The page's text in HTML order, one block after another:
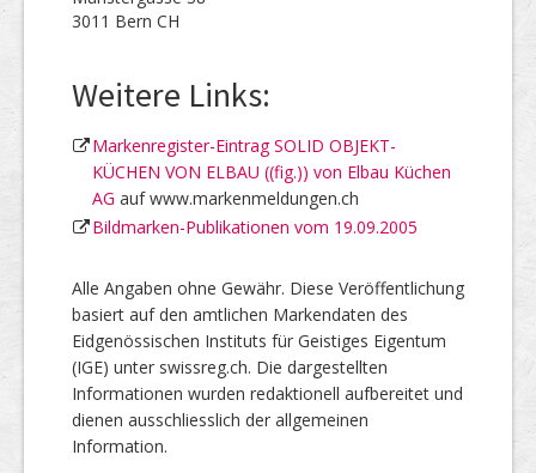
3011 Bern CH
Weitere Links:
Markenregister-Eintrag SOLID OBJEKT-
KÜCHEN VON ELBAU ((fig.)) von Elbau Küchen
AG auf www.markenmeldungen.ch
Bildmarken-Publikationen vom 19.09.2005
Alle Angaben ohne Gewähr. Diese Veröffentlichung
basiert auf den amtlichen Markendaten des
Eidgenössischen Instituts für Geistiges Eigentum
(IGE) unter swissreg.ch. Die dargestellten
Informationen wurden redaktionell aufbereitet und
dienen ausschliesslich der allgemeinen
Information.